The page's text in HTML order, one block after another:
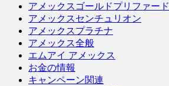
アメックスゴールドプリファード
アメックスセンチュリオン
アメックスプラチナ
アメックス全般
エムアイ アメックス
お金の情報
キャンペーン関連